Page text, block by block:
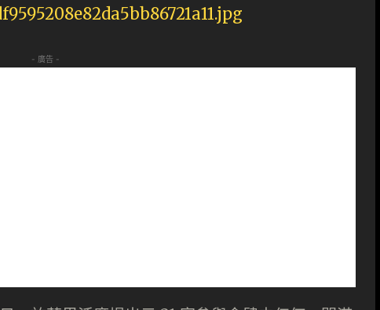
- 廣告 -